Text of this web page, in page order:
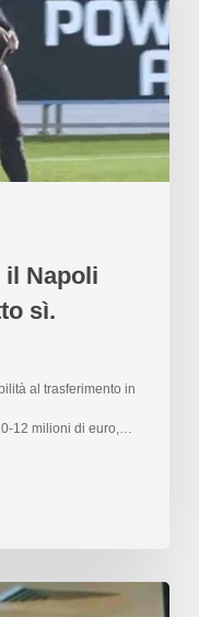
il Napoli
sì.
al trasferimento in
12 milioni di euro,…